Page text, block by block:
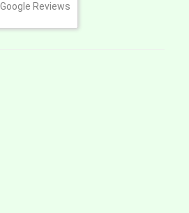
Google Reviews